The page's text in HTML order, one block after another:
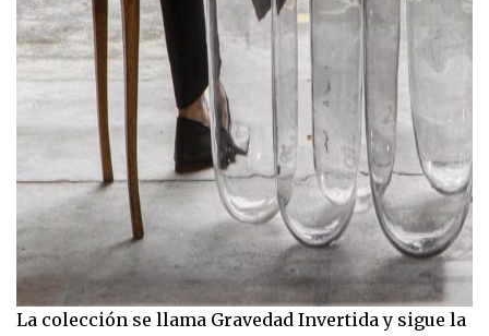
La colección se llama Gravedad Invertida y sigue la